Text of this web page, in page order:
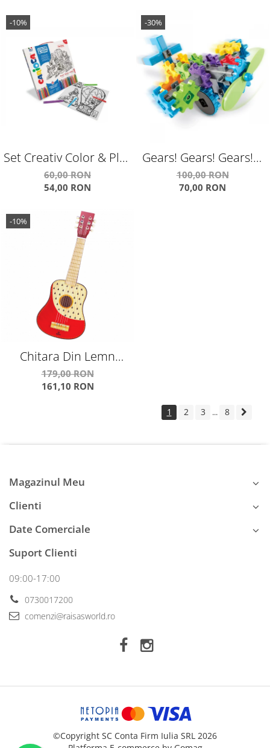
-10%
Set Creativ Color & Play
Carioca Fantasy
60,00 RON
54,00 RON
-30%
Gears! Gears! Gears!®
FlightGears™
100,00 RON
70,00 RON
-10%
Chitara Din Lemn
Pentru Copii Frumos
Pictata Indie
179,00 RON
161,10 RON
1 2 3 ... 8
Magazinul Meu
Clienti
Date Comerciale
Suport Clienti
09:00-17:00
0730017200
comenzi@raisasworld.ro
©Copyright SC Conta Firm Iulia SRL 2026